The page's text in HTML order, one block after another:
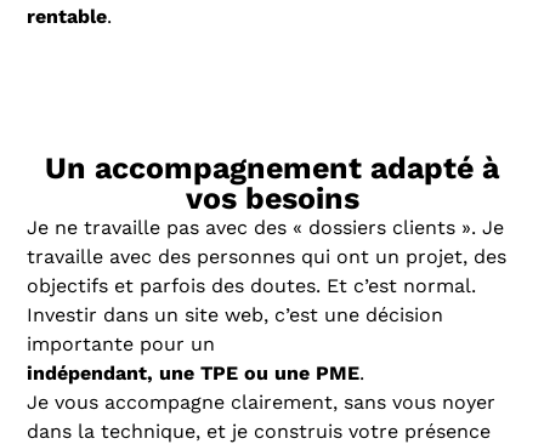
rentable.
Un accompagnement adapté à
vos besoins
Je ne travaille pas avec des « dossiers clients ». Je
travaille avec des personnes qui ont un projet, des
objectifs et parfois des doutes. Et c’est normal.
Investir dans un site web, c’est une décision
importante pour un
indépendant, une TPE ou une PME.
Je vous accompagne clairement, sans vous noyer
dans la technique, et je construis votre présence